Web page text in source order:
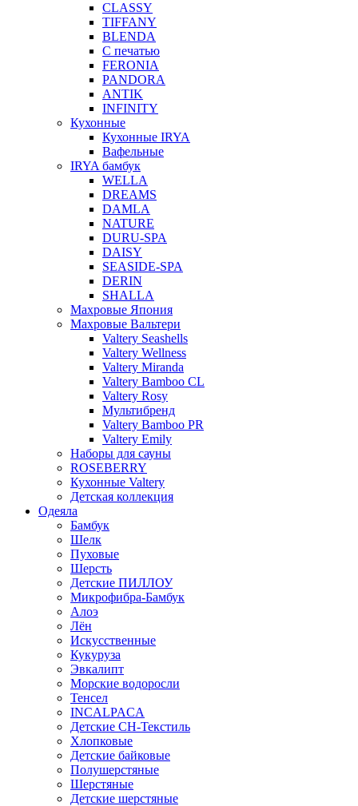
CLASSY
TIFFANY
BLENDA
С печатью
FERONIA
PANDORA
ANTIK
INFINITY
Кухонные
Кухонные IRYA
Вафельные
IRYA бамбук
WELLA
DREAMS
DAMLA
NATURE
DURU-SPA
DAISY
SEASIDE-SPA
DERIN
SHALLA
Махровые Япония
Махровые Вальтери
Valtery Seashells
Valtery Wellness
Valtery Miranda
Valtery Bamboo CL
Valtery Rosy
Мультибренд
Valtery Bamboo PR
Valtery Emily
Наборы для сауны
ROSEBERRY
Кухонные Valtery
Детская коллекция
Одеяла
Бамбук
Шелк
Пуховые
Шерсть
Детские ПИЛЛОУ
Микрофибра-Бамбук
Алоэ
Лён
Искусственные
Кукуруза
Эвкалипт
Морские водоросли
Тенсел
INCALPACA
Детские СН-Текстиль
Хлопковые
Детские байковые
Полушерстяные
Шерстяные
Детские шерстяные